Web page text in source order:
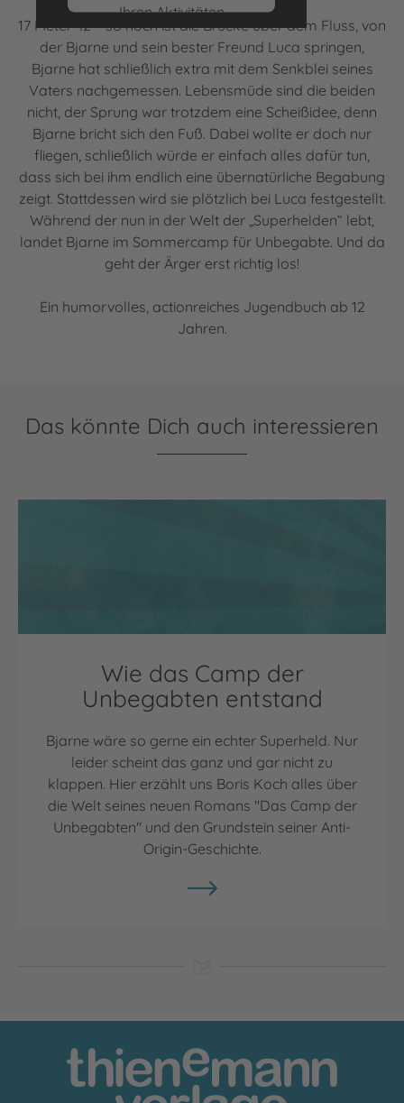
Ihren Aktivitäten
sammeln. Bitte lesen Sie
die Details durch und
stimmen Sie der
Nutzung des Service zu,
um dieses Video
anzusehen.
Mehr Informationen
Akzeptieren
powered by Usercentrics
Consent Management
17 Meter 42 – so hoch ist die Brücke über dem Fluss, von
der Bjarne und sein bester Freund Luca springen,
Bjarne hat schließlich extra mit dem Senkblei seines
Vaters nachgemessen. Lebensmüde sind die beiden
nicht, der Sprung war trotzdem eine Scheißidee, denn
Bjarne bricht sich den Fuß. Dabei wollte er doch nur
fliegen, schließlich würde er einfach alles dafür tun,
dass sich bei ihm endlich eine übernatürliche Begabung
zeigt. Stattdessen wird sie plötzlich bei Luca festgestellt.
Während der nun in der Welt der „Superhelden“ lebt,
landet Bjarne im Sommercamp für Unbegabte. Und da
geht der Ärger erst richtig los!
Ein humorvolles, actionreiches Jugendbuch ab 12
Jahren.
Das könnte Dich auch interessieren
Wie das Camp der
Unbegabten entstand
Bjarne wäre so gerne ein echter Superheld. Nur
leider scheint das ganz und gar nicht zu
klappen. Hier erzählt uns Boris Koch alles über
die Welt seines neuen Romans "Das Camp der
Unbegabten" und den Grundstein seiner Anti-
Origin-Geschichte.